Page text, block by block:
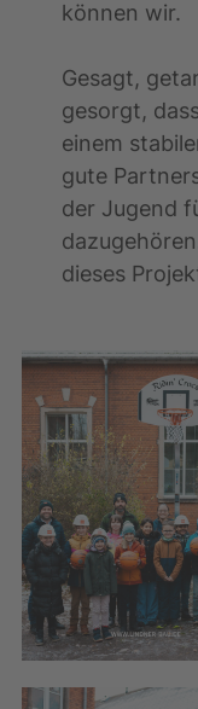
können wir.
Gesagt,
gesorgt,
einem
gute
der Jugend
dieses